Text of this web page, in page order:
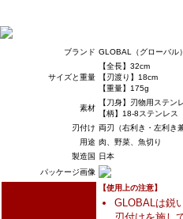
ブランド GLOBAL（グローバル）
サイズと重量
【全長】32cm
【刃渡り】18cm
【重量】175g
素材
【刀身】刃物用ステン
【柄】18-8ステンレス
刃付け 両刃（右利き・左利き
用途 肉、野菜、魚切り
製造国
日本
パッケージ画像
【使用上の注意】
GLOBALは鋭